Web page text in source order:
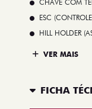
CHAVE COM
ESC
HILL HOLDER
VER MAIS
FICHA